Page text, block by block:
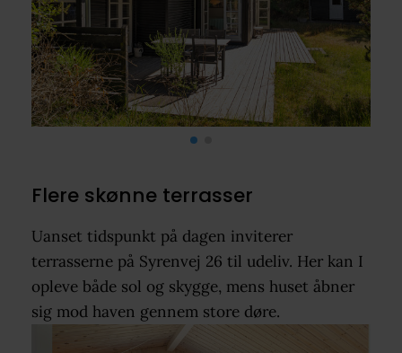
Flere skønne terrasser
Uanset tidspunkt på dagen inviterer
terrasserne på Syrenvej 26 til udeliv. Her kan I
opleve både sol og skygge, mens huset åbner
sig mod haven gennem store døre.